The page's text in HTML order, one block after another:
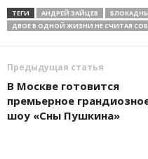
ТЕГИ АНДРЕЙ ЗАЙЦЕВ
ДВОЕ В ОДНОЙ ЖИЗНИ НЕ СЧИТАЯ
Предыдущая статья
В Москве готовится
премьерное
шоу «Сны Пушкина»